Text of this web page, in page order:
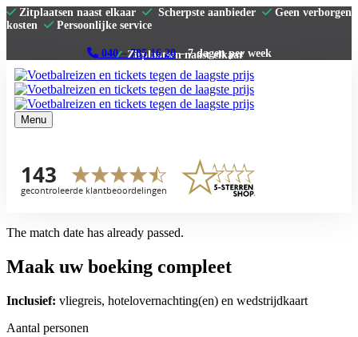
Zitplaatsen naast elkaar Scherpste aanbieder
Geen verborgen
kosten
Persoonlijke service
040 – 785 16 20– 7 dagen per week
Menu
La Liga
Serie A
Contact
The match date has already passed.
Maak uw boeking compleet
Inclusief: vliegreis, hotelovernachting(en) en wedstrijdkaart
Aantal personen